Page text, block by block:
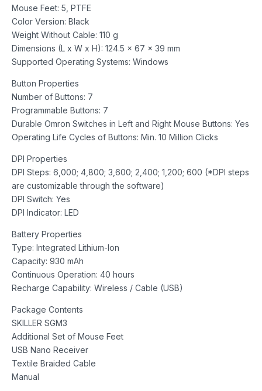
Mouse Feet: 5, PTFE
Color Version: Black
Weight Without Cable: 110 g
Dimensions (L x W x H): 124.5 x 67 x 39 mm
Supported Operating Systems: Windows
Button Properties
Number of Buttons: 7
Programmable Buttons: 7
Durable Omron Switches in Left and Right Mouse Buttons: Yes
Operating Life Cycles of Buttons: Min. 10 Million Clicks
DPI Properties
DPI Steps: 6,000; 4,800; 3,600; 2,400; 1,200; 600 (*DPI steps
are customizable through the software)
DPI Switch: Yes
DPI Indicator: LED
Battery Properties
Type: Integrated Lithium-Ion
Capacity: 930 mAh
Continuous Operation: 40 hours
Recharge Capability: Wireless / Cable (USB)
Package Contents
SKILLER SGM3
Additional Set of Mouse Feet
USB Nano Receiver
Textile Braided Cable
Manual